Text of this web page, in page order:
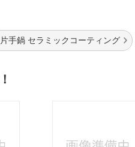
片手鍋 セラミックコーティング